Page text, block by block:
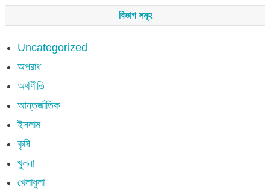
বিভাগ সমূহ
Uncategorized
অপরাধ
অর্থণীতি
আন্তর্জাতিক
ইসলাম
কৃষি
খুলনা
খেলাধুলা